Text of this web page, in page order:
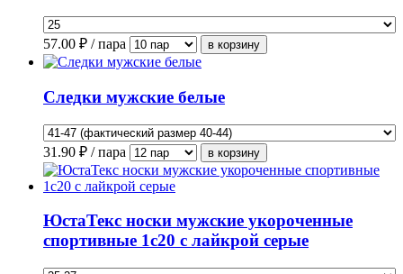
57.00 ₽ / пара
Следки мужские белые
31.90 ₽ / пара
ЮстаТекс носки мужские укороченные
спортивные 1с20 с лайкрой серые